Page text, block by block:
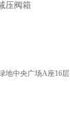
压阀箱
地中央广场A座16层